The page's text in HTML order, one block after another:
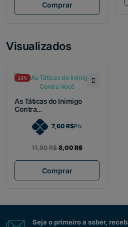
Comprar
Visualizados
33%
As Táticas do Inimigo
Contra...
7,60 R$Pix
11,90 R$8,00 R$
Comprar
Seja o primeiro a saber,